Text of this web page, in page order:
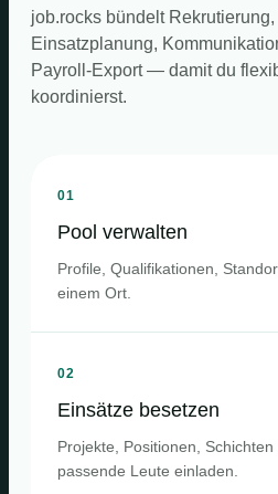
job.rocks bündelt
Einsatzplanung,
Payroll-Export — damit du
koordinierst.
01
Pool verwalten
Profile, Qualifikationen,
einem Ort.
02
Einsätze besetzen
Projekte, Positionen,
passende Leute einladen.